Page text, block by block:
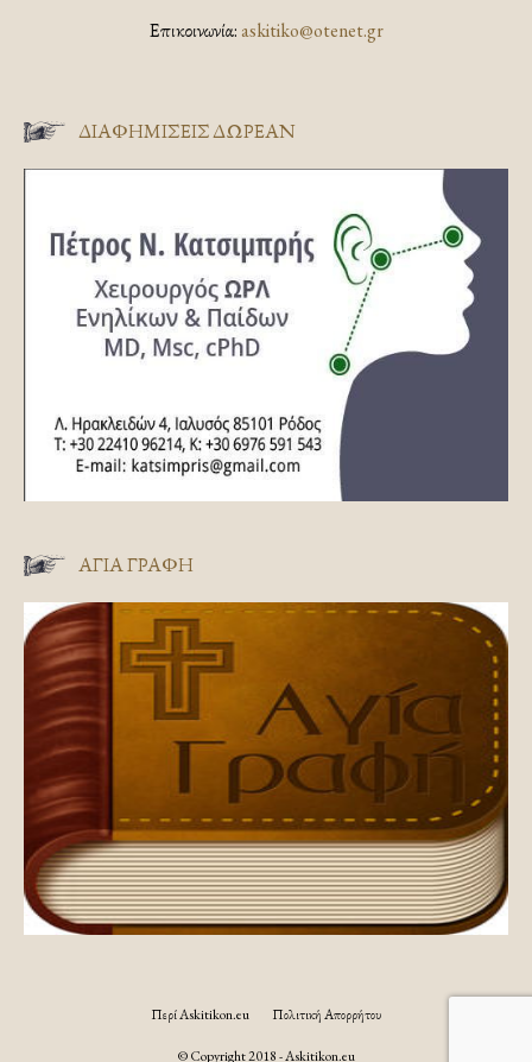
Επικοινωνία:askitiko@otenet.gr
ΔΙΑΦΗΜΊΣΕΙΣ ΔΩΡΕΆΝ
ΑΓΊΑ ΓΡΑΦΉ
Περί Askitikon.eu Πολιτική Απορρήτου
© Copyright 2018 - Askitikon.eu